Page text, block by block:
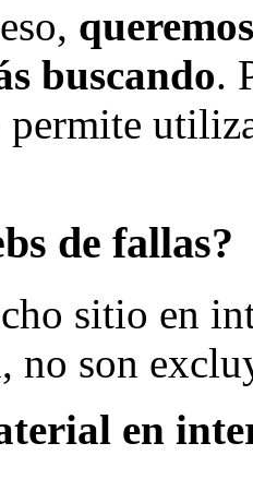
buscando.
permite
de fallas?
sitio en
no son
en